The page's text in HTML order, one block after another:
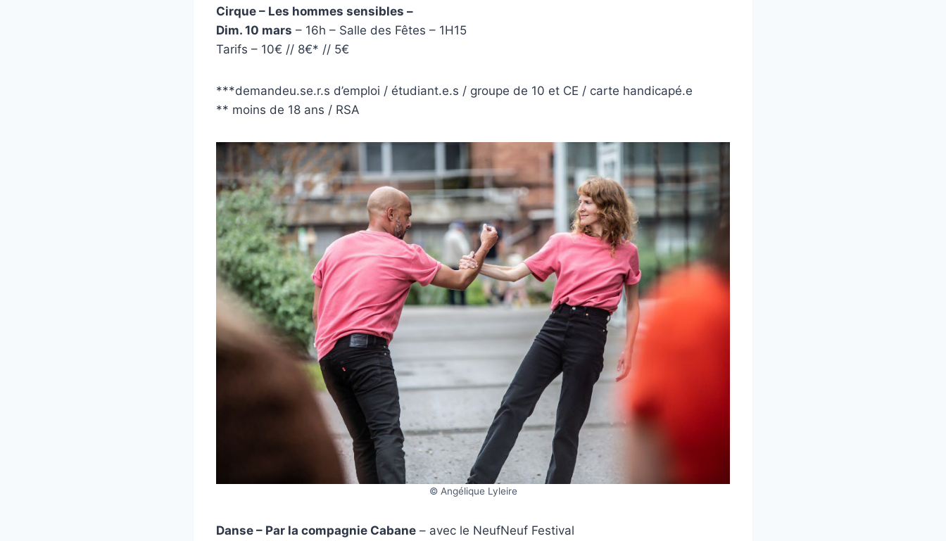
Cirque – Les hommes sensibles –
Dim. 10 mars – 16h – Salle des Fêtes – 1H15
Tarifs – 10€ // 8€* // 5€
***demandeu.se.r.s d’emploi / étudiant.e.s / groupe de 10 et CE / carte handicapé.e
** moins de 18 ans / RSA
© Angélique Lyleire
Danse – Par la compagnie Cabane – avec le NeufNeuf Festival